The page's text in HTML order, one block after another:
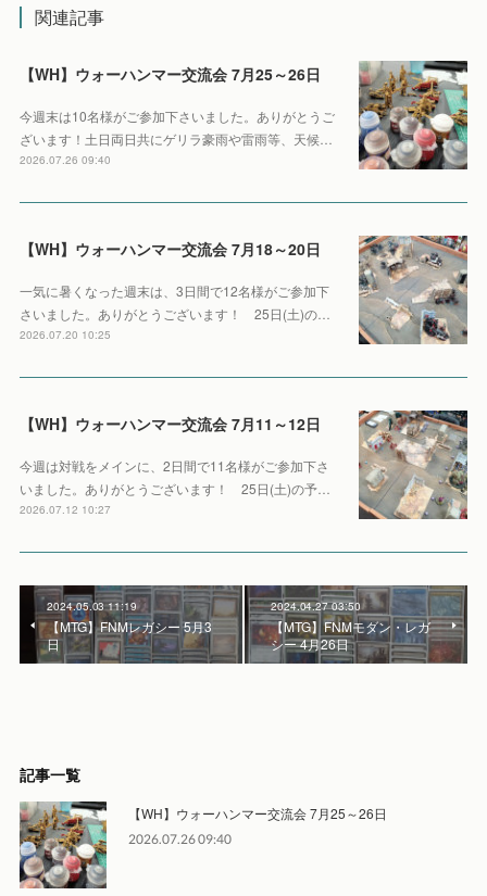
関連記事
【WH】ウォーハンマー交流会 7月25～26日
今週末は10名様がご参加下さいました。ありがとうご
ざいます！土日両日共にゲリラ豪雨や雷雨等、天候…
2026.07.26 09:40
【WH】ウォーハンマー交流会 7月18～20日
一気に暑くなった週末は、3日間で12名様がご参加下
さいました。ありがとうございます！ 25日(土)の…
2026.07.20 10:25
【WH】ウォーハンマー交流会 7月11～12日
今週は対戦をメインに、2日間で11名様がご参加下さ
いました。ありがとうございます！ 25日(土)の予…
2026.07.12 10:27
2024.05.03 11:19
【MTG】FNMレガシー 5月3
日
2024.04.27 03:50
【MTG】FNMモダン・レガ
シー 4月26日
記事一覧
【WH】ウォーハンマー交流会 7月25～26日
2026.07.26 09:40